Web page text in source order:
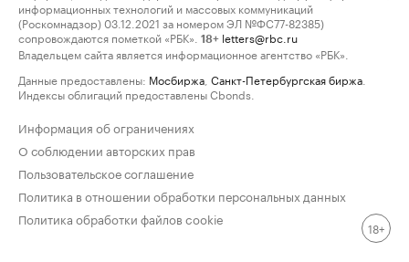
информационных технологий и массовых коммуникаций
(Роскомнадзор) 03.12.2021 за номером ЭЛ №ФС77-82385)
сопровождаются пометкой «РБК».
18+ letters@rbc.ru
Владельцем сайта является информационное агентство «РБК».
Данные предоставлены: Мосбиржа Санкт-Петербургская биржа
Индексы облигаций предоставлены Cbonds.
Информация об ограничениях
О соблюдении авторских прав
Пользовательское соглашение
Политика в отношении обработки персональных данных
Политика обработки файлов cookie
18+